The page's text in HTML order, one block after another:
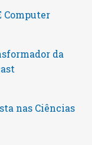
Computer
da
nas Ciências